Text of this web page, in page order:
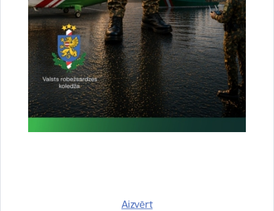
Aizvērt
2026. gada 5. augusts uz valsts robežas un
valsts iekšienē
06.08.2026. Statistika
Visi jaunumi